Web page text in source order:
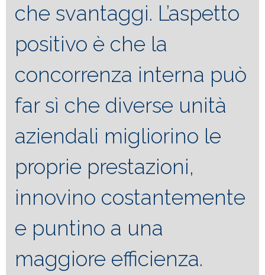
che svantaggi. L’aspetto
positivo è che la
concorrenza interna può
far sì che diverse unità
aziendali migliorino le
proprie prestazioni,
innovino costantemente
e puntino a una
maggiore efficienza.